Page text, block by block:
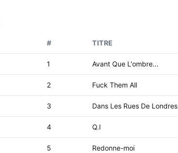
# TITRE
1 Avant Que L'ombre...
2 Fuck Them All
3 Dans Les Rues De Londres
4 Q.I
5 Redonne-moi